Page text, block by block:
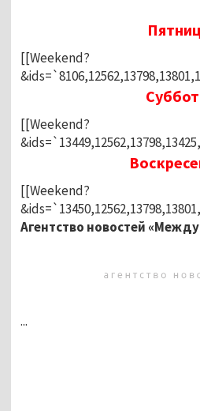
[[Weekend?
[[Weekend?
[[Weekend?
Агентство новостей «Между
...